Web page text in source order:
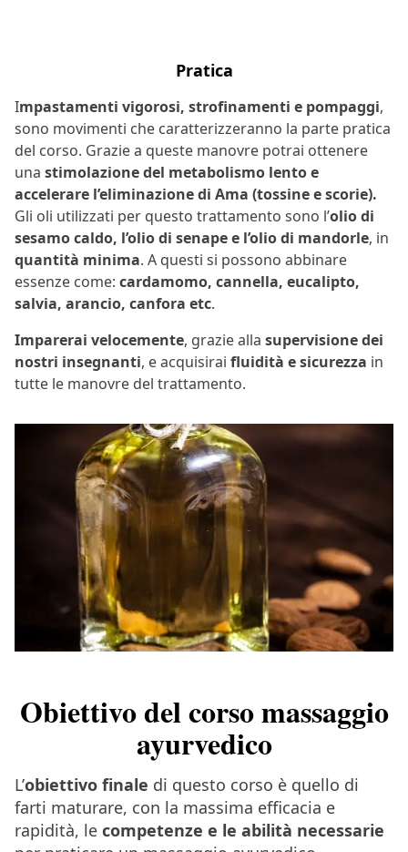
Pratica
Impastamenti vigorosi, strofinamenti e pompaggi,
sono movimenti che caratterizzeranno la parte pratica
del corso. Grazie a queste manovre potrai ottenere
una stimolazione del metabolismo lento e
accelerare l’eliminazione di Ama (tossine e scorie).
Gli oli utilizzati per questo trattamento sono l’olio di
sesamo caldo, l’olio di senape e l’olio di mandorle, in
quantità minima. A questi si possono abbinare
essenze come: cardamomo, cannella, eucalipto,
salvia, arancio, canfora etc.
Imparerai velocemente, grazie alla supervisione dei
nostri insegnanti, e acquisirai fluidità e sicurezza in
tutte le manovre del trattamento.
Obiettivo del corso massaggio
ayurvedico
L’obiettivo finale di questo corso è quello di
farti maturare, con la massima efficacia e
rapidità, le competenze e le abilità necessarie